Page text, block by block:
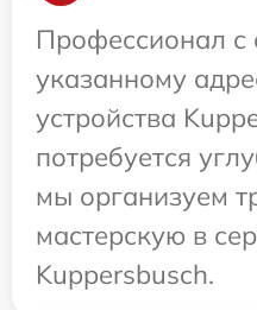
Профессионал с
указанному
устройства
потребуется
мы организуем
мастерскую в
Kuppersbusch.